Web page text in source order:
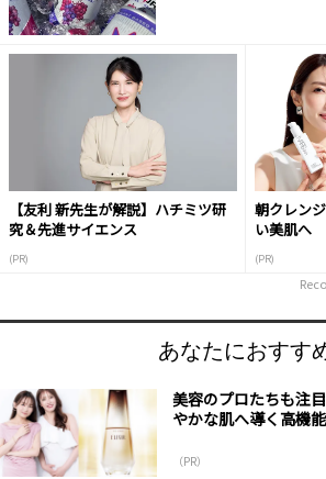
【友利 新先生が解説】ハチミツ研
究＆先進サイエンス
(PR)
朝クレン
い美肌へ
(PR)
あなたにおすす
美容のプロたちも注
やかな肌へ導く高機
（PR）